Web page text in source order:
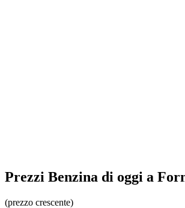
Prezzi Benzina di oggi a
(prezzo crescente)